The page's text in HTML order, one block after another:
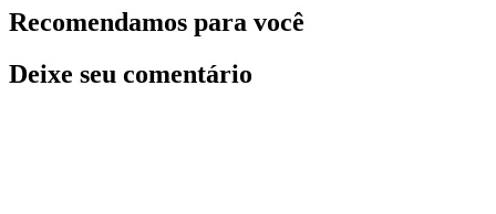
Recomendamos para você
Deixe seu comentário